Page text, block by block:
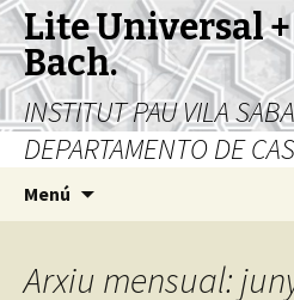
Lite Universal +
Bach.
INSTITUT PAU VILA
DEPARTAMENTO DE
Menú
Arxiu mensual: